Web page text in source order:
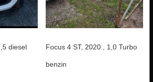
diesel Focus 4 ST, 2020 , 1,0 Turbo
benzin